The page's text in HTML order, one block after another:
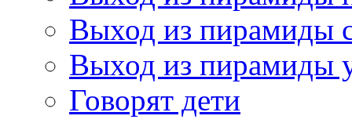
Выход из пирамиды
Выход из пирамиды
Говорят дети